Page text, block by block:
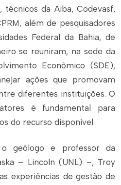
técnicos da Aiba, Codevasf,
além de pesquisadores
Federal da Bahia, de
se reuniram, na sede da
Econômico (SDE),
ações que promovam
diferentes instituições. O
é fundamental para
do recurso disponível.
geólogo e professor da
– Lincoln (UNL) –, Troy
experiências de gestão de